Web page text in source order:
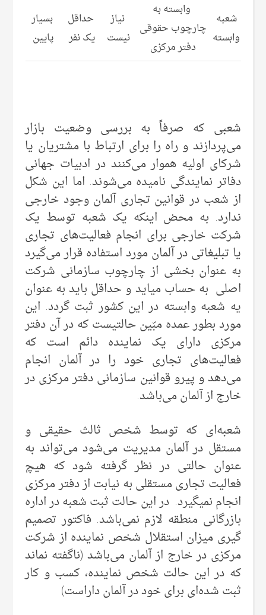
شعبه
وابسته
وابسته به
چارچوب حقوقی
دفتر مرکزی
نیاز
نیست
حداقل
یک نفر
بسیار
پایین
شعبی که صرفاً به بررسی وضعیت بازار
می‌‌پردازند و راه را برای ارتباط با مشتریان یا
شرکای اولیه هموار می‌‌کنند در ادبیات جهانی‌
دفاتر نمایندگی‌ نامیده می‌‌شوند. اما این شکل
از شعب در قوانین تجاری آلمان وجود خارجی‌
ندارد. به محض اینکه یک شعبه توسط یک
شرکت خارجی‌ برای انجام فعالیت‌های تجاری
یا تبلیغاتی‌ در آلمان مورد استفاده قرار می‌‌گیرد
به عنوان بخشی از چارچوب سازمانی شرکت
اصلی‌ به حساب میاید و حداقل باید به عنوان
یه شعبه وابسته در این کشور ثبت گردد. این
مورد بطور عمده مبّین حالتیست که در آن دفتر
مرکزی دارای یک نماینده دائم است که
فعالیت‌های تجاری خود را در آلمان انجام
می‌‌دهد و پیرو قوانین سازمانی دفتر مرکزی در
خارج از آلمان می‌‌باشد.
شعبه‌ای که توسط شخص ثالث حقیقی‌ و
مستقل در آلمان مدیریت می‌‌شود می‌‌تواند به
عنوان حالتی در نظر گرفته شود که هیچ
فعالیت تجاری مستقلی به نیابت از دفتر مرکزی
انجام نمیگیرد. در این حالت ثبت شعبه در اداره
بازرگانی منطقه لازم نمی‌‌باشد. فاکتور تصمیم
گیری میزان استقلال شخص نماینده از شرکت
مرکزی در خارج از آلمان می‌‌باشد (ناگفته نماند
که در این حالت شخص نماینده، کسب و کار
ثبت شده‌ای برای خود در آلمان داراست)